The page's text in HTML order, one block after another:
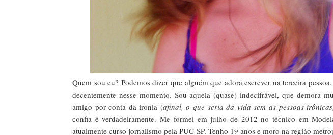
Quem sou eu? Podemos dizer que alguém que adora escrever na terceira
decentemente nesse momento. Sou aquela (quase) indecifrável, que demora
amigo por conta da ironia (afinal, o que seria da vida sem as pessoas
confia é verdadeiramente. Me formei em julho de 2012 no técnico em
atualmente curso jornalismo pela PUC-SP. Tenho 19 anos e moro na região